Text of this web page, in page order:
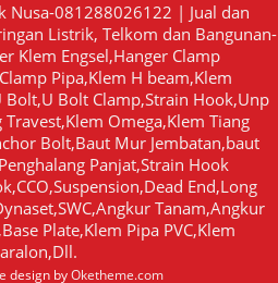
Nusa-081288026122 | Jual dan
Listrik, Telkom dan Bangunan-
Klem Engsel,Hanger Clamp
Pipa,Klem H beam,Klem
Bolt,U Bolt Clamp,Strain Hook,Unp
Omega,Klem Tiang
Bolt,Baut Mur Jembatan,baut
Panjat,Strain Hook
End,Long
Tanam,Angkur
Plate,Klem Pipa PVC,Klem
design byOketheme.com